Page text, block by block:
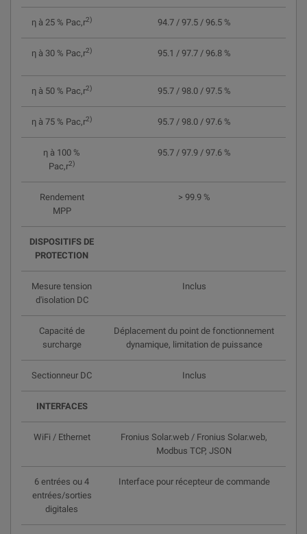
η à 25 % Pac,r2) 94.7 / 97.5 / 96.5 %
η à 30 % Pac,r2) 95.1 / 97.7 / 96.8 %
η à 50 % Pac,r2) 95.7 / 98.0 / 97.5 %
η à 75 % Pac,r2) 95.7 / 98.0 / 97.6 %
η à 100 %
Pac,r2)
95.7 / 97.9 / 97.6 %
Rendement
MPP
> 99.9 %
DISPOSITIFS DE
PROTECTION
Mesure tension
d'isolation DC
Inclus
Capacité de
surcharge
Déplacement du point de fonctionnement
dynamique, limitation de puissance
Sectionneur DC Inclus
INTERFACES
WiFi / Ethernet
Fronius Solar.web / Fronius Solar.web,
Modbus TCP, JSON
6 entrées ou 4
entrées/sorties
digitales
Interface pour récepteur de commande